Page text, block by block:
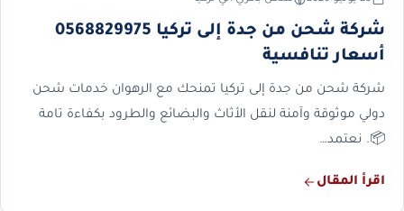
شركة شحن من جدة إلى تركيا 0568829975
أسعار تنافسية
شركة شحن من جدة إلى تركيا تمنحك مع الرهوان خدمات شحن
دولي موثوقة وآمنة لنقل الأثاث والبضائع والطرود بكفاءة تامة
📦. نعتمد…
اقرأ المقال